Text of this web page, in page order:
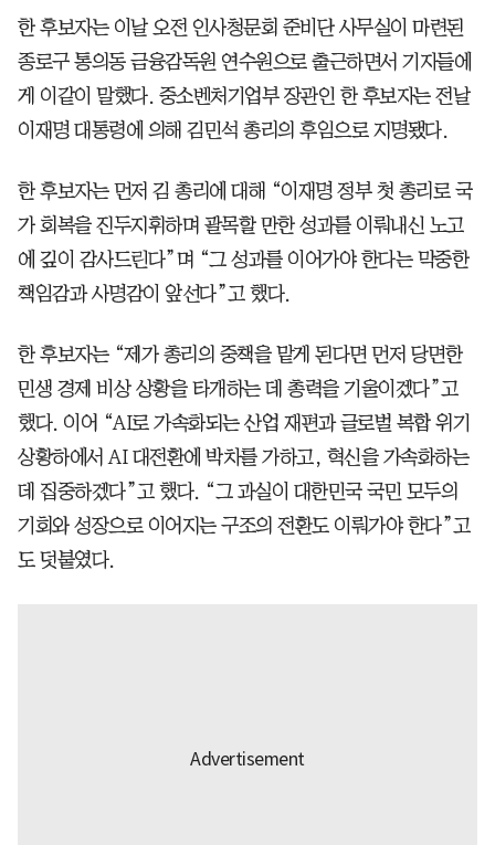
한 후보자는 이날 오전 인사청문회 준비단 사무실이 마련된
종로구 통의동 금융감독원 연수원으로 출근하면서 기자들에
게 이같이 말했다. 중소벤처기업부 장관인 한 후보자는 전날
이재명 대통령에 의해 김민석 총리의 후임으로 지명됐다.
한 후보자는 먼저 김 총리에 대해 “이재명 정부 첫 총리로 국
가 회복을 진두지휘하며 괄목할 만한 성과를 이뤄내신 노고
에 깊이 감사드린다”며 “그 성과를 이어가야 한다는 막중한
책임감과 사명감이 앞선다”고 했다.
한 후보자는 “제가 총리의 중책을 맡게 된다면 먼저 당면한
민생 경제 비상 상황을 타개하는 데 총력을 기울이겠다”고
했다. 이어 “AI로 가속화되는 산업 재편과 글로벌 복합 위기
상황하에서 AI 대전환에 박차를 가하고, 혁신을 가속화하는
데 집중하겠다”고 했다. “그 과실이 대한민국 국민 모두의
기회와 성장으로 이어지는 구조의 전환도 이뤄가야 한다”고
도 덧붙였다.